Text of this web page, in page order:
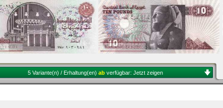
5 Variante(n) / Erhaltung(en) ab verfügbar: Jetzt zeigen